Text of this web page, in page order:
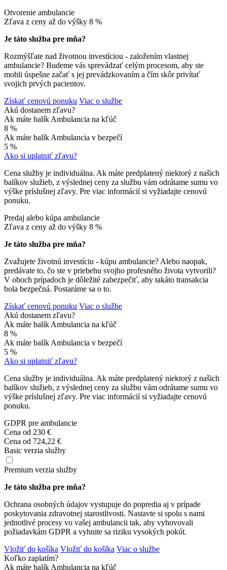
Otvorenie ambulancie
Zľava z ceny až do výšky 8 %
Je táto služba pre mňa?
Rozmýšľate nad životnou investíciou - založením vlastnej
ambulancie? Budeme vás sprevádzať celým procesom, aby ste
mohli úspešne začať s jej prevádzkovaním a čím skôr privítať
svojich prvých pacientov.
Získať cenovú ponuku Viac o službe
Akú dostanem zľavu?
Ak máte balík Ambulancia na kľúč
8 %
Ak máte balík Ambulancia v bezpečí
5 %
Ako si uplatniť zľavu?
Cena služby je individuálna. Ak máte predplatený niektorý z našich
balíkov služieb, z výslednej ceny za službu vám odrátame sumu vo
výške príslušnej zľavy. Pre viac informácií si vyžiadajte cenovú
ponuku.
Predaj alebo kúpa ambulancie
Zľava z ceny až do výšky 8 %
Je táto služba pre mňa?
Zvažujete životnú investíciu - kúpu ambulancie? Alebo naopak,
predávate to, čo ste v priebehu svojho profesného života vytvorili?
V oboch prípadoch je dôležité zabezpečiť, aby takáto transakcia
bola bezpečná. Postaráme sa o to.
Získať cenovú ponuku Viac o službe
Akú dostanem zľavu?
Ak máte balík Ambulancia na kľúč
8 %
Ak máte balík Ambulancia v bezpečí
5 %
Ako si uplatniť zľavu?
Cena služby je individuálna. Ak máte predplatený niektorý z našich
balíkov služieb, z výslednej ceny za službu vám odrátame sumu vo
výške príslušnej zľavy. Pre viac informácií si vyžiadajte cenovú
ponuku.
GDPR pre ambulancie
Cena od 230 €
Cena od 724,22 €
Basic verzia služby
Premium verzia služby
Je táto služba pre mňa?
Ochrana osobných údajov vystupuje do popredia aj v prípade
poskytovania zdravotnej starostlivosti. Nastavte si spolu s nami
jednotlivé procesy vo vašej ambulancii tak, aby vyhovovali
požiadavkám GDPR a vyhnite sa riziku vysokých pokút.
Vložiť do košíka Vložiť do košíka Viac o službe
Koľko zaplatím?
Ak máte balík Ambulancia na kľúč